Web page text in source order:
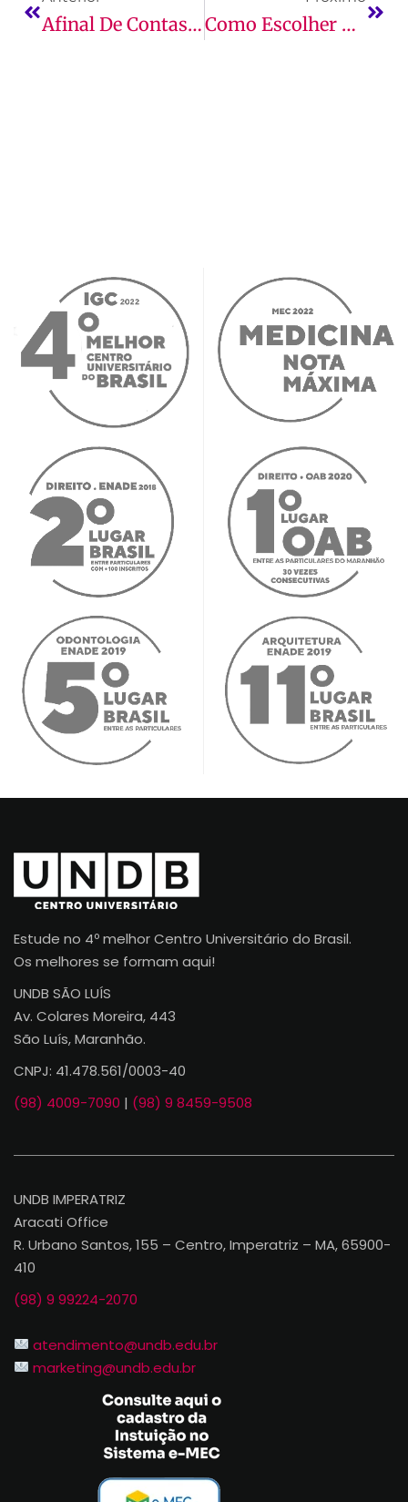
Afinal De Contas, O Que É Preciso Para Ser Um Bom Engenheiro Civil? Como Escolher Entre As Melhores Faculdades Em São Luís (MA)?
Estude no 4º melhor Centro Universitário do Brasil.
Os melhores se formam aqui!
UNDB SÃO LUÍS
Av. Colares Moreira, 443
São Luís, Maranhão.
CNPJ: 41.478.561/0003-40
(98) 4009-7090 | (98) 9 8459-9508
UNDB IMPERATRIZ
Aracati Office
R. Urbano Santos, 155 – Centro, Imperatriz – MA, 65900-
410
(98) 9 99224-2070
atendimento@undb.edu.br
marketing@undb.edu.br